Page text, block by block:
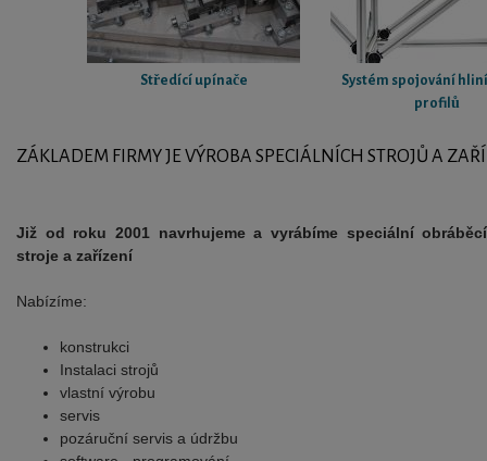
Středící upínače
Systém spojování
profilů
ZÁKLADEM FIRMY JE VÝROBA SPECIÁLNÍCH STROJŮ A
Již od roku 2001 navrhujeme a vyrábíme speciální obráběcí
stroje a zařízení
Nabízíme:
konstrukci
Instalaci strojů
vlastní výrobu
servis
pozáruční servis a údržbu